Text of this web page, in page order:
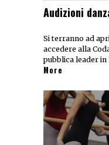
Audizioni
Si terranno ad
accedere alla
pubblica leader
More